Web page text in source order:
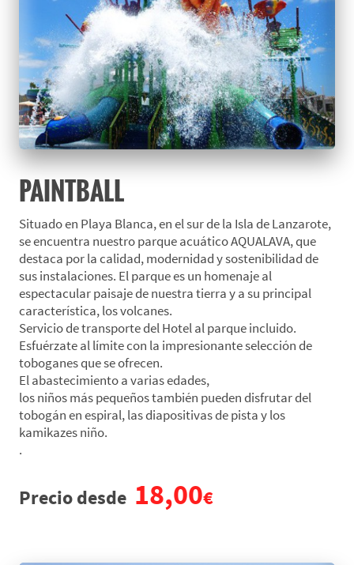
PAINTBALL
Situado en Playa Blanca, en el sur de la Isla de Lanzarote,
se encuentra nuestro parque acuático AQUALAVA, que
destaca por la calidad, modernidad y sostenibilidad de
sus instalaciones. El parque es un homenaje al
espectacular paisaje de nuestra tierra y a su principal
característica, los volcanes.
Servicio de transporte del Hotel al parque incluido.
Esfuérzate al límite con la impresionante selección de
toboganes que se ofrecen.
El abastecimiento a varias edades,
los niños más pequeños también pueden disfrutar del
tobogán en espiral, las diapositivas de pista y los
kamikazes niño.
.
Precio desde 18,00€